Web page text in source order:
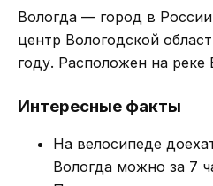
Вологда — город в
центр Вологодской
году. Расположен на реке
Интересные факты
На велосипеде
Вологда можно за 7